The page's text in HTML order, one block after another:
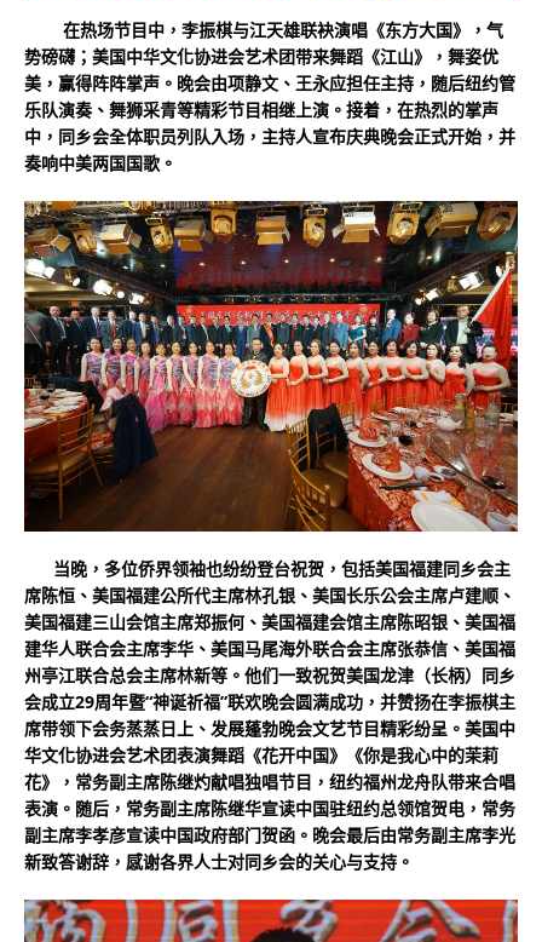
在热场节目中，李振棋与江天雄联袂演唱《东方大国》，气
势磅礴；美国中华文化协进会艺术团带来舞蹈《江山》，舞姿优
美，赢得阵阵掌声。晚会由项静文、王永应担任主持，随后纽约管
乐队演奏、舞狮采青等精彩节目相继上演。接着，在热烈的掌声
中，同乡会全体职员列队入场，主持人宣布庆典晚会正式开始，并
奏响中美两国国歌。
当晚，多位侨界领袖也纷纷登台祝贺，包括美国福建同乡会主
席陈恒、美国福建公所代主席林孔银、美国长乐公会主席卢建顺、
美国福建三山会馆主席郑振何、美国福建会馆主席陈昭银、美国福
建华人联合会主席李华、美国马尾海外联合会主席张恭信、美国福
州亭江联合总会主席林新等。他们一致祝贺美国龙津（长柄）同乡
会成立29周年暨“神诞祈福”联欢晚会圆满成功，并赞扬在李振棋主
席带领下会务蒸蒸日上、发展蓬勃晚会文艺节目精彩纷呈。美国中
华文化协进会艺术团表演舞蹈《花开中国》《你是我心中的茉莉
花》，常务副主席陈继灼献唱独唱节目，纽约福州龙舟队带来合唱
表演。随后，常务副主席陈继华宣读中国驻纽约总领馆贺电，常务
副主席李孝彦宣读中国政府部门贺函。晚会最后由常务副主席李光
新致答谢辞，感谢各界人士对同乡会的关心与支持。